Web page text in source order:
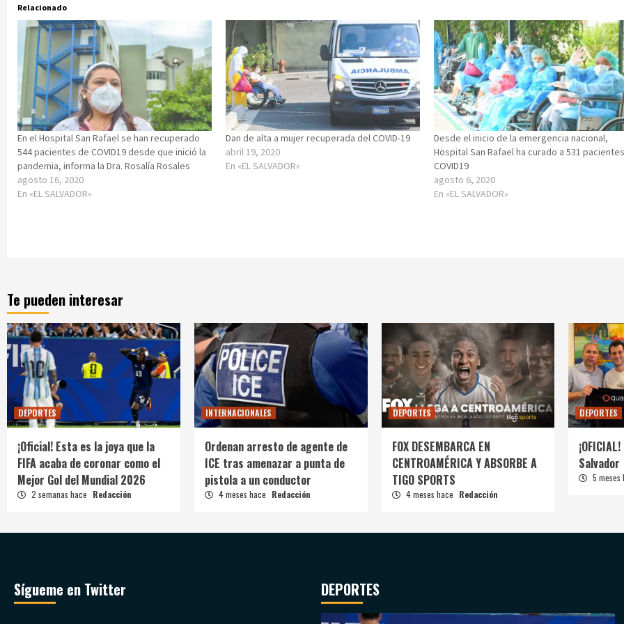
Relacionado
En el Hospital San Rafael se han recuperado
544 pacientes de COVID19 desde que inició la
pandemia, informa la Dra. Rosalía Rosales
agosto 16, 2020
En «EL SALVADOR»
Dan de alta a mujer recuperada del COVID-19
abril 19, 2020
En «EL SALVADOR»
Desde el inicio de la emergencia nacional,
Hospital San Rafael ha curado a 531
COVID19
agosto 6, 2020
En «EL SALVADOR»
Te pueden interesar
DEPORTES
¡Oficial! Esta es la joya que la
FIFA acaba de coronar como el
Mejor Gol del Mundial 2026
2 semanas hace Redacción
INTERNACIONALES
Ordenan arresto de agente de
ICE tras amenazar a punta de
pistola a un conductor
4 meses hace Redacción
DEPORTES
FOX DESEMBARCA EN
CENTROAMÉRICA Y ABSORBE A
TIGO SPORTS
4 meses hace Redacción
DEPORTES
Salvador
5
Sígueme en Twitter DEPORTES